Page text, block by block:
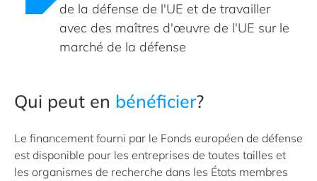
de la défense de l'UE et de travailler
avec des maîtres d'œuvre de l'UE sur le
marché de la défense
Qui peut en bénéficier?
Le financement fourni par le Fonds européen de défense
est disponible pour les entreprises de toutes tailles et
les organismes de recherche dans les États membres